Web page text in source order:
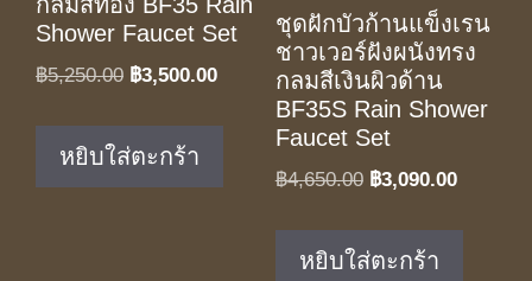
Shower Faucet Set
฿5,250.00 Original
฿5,250.00.
฿3,500.00Current
฿3,500.00.
หยิบใส่ตะกร้า
ชุดฝักบัวก้านแข็งเรน
ชาวเวอร์ฝังผนังทรง
กลมสีเงินผิวด้าน
BF35S Rain Shower
Faucet Set
฿4,650.00 Original
฿4,650.00.
฿3,090.00Current
หยิบใส่ตะกร้า